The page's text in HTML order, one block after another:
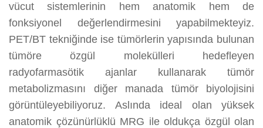
vücut sistemlerinin hem anatomik hem de
fonksiyonel değerlendirmesini yapabilmekteyiz.
PET/BT tekniğinde ise tümörlerin yapısında bulunan
tümöre özgül molekülleri hedefleyen
radyofarmasötik ajanlar kullanarak tümör
metabolizmasını diğer manada tümör biyolojisini
görüntüleyebiliyoruz. Aslında ideal olan yüksek
anatomik çözünürlüklü MRG ile oldukça özgül olan